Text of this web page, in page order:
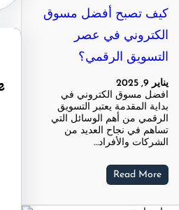
كيف تصبح أفضل مسوق
الكتروني في عصر
التسويق الرقمي؟
يناير 9, 2025
افضل مسوق الكتروني في
بداية المقدمة يعتبر التسويق
الرقمي من أهم الوسائل التي
تساهم في نجاح العديد من
الشركات والأفراد…
Read More